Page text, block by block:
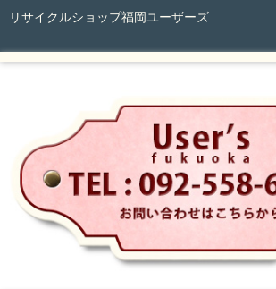
リサイクルショップ福岡ユーザーズ